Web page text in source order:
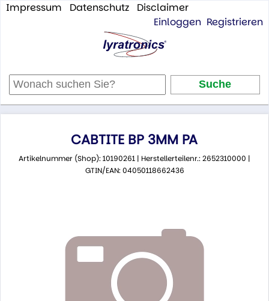
Impressum Datenschutz
Disclaimer
Einloggen Registrieren
CABTITE BP 3MM PA
Artikelnummer (Shop): 10190261 | Herstellerteilenr.: 2652310000 |
GTIN/EAN: 04050118662436